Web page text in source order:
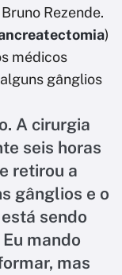
Rezende.
)
médicos
gânglios
A cirurgia
seis horas
retirou a
gânglios e o
sendo
mando
mas